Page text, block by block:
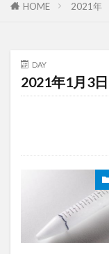
HOME 2021年
DAY
2021年1月3日